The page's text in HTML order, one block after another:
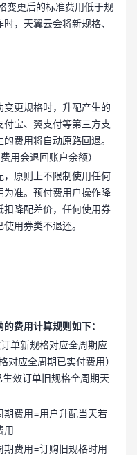
变更后的标准费用低于规
，天翼云会将新规格、
更规格时，升配产生的
宝、翼支付等第三方支
费用将自动原路回退。
用会退回账户余额）
，原则上不限制使用任何
准。预付费用户操作降
降配差价，任何使用券
用券类不退还。
费用计算规则如下：
单新规格对应全周期应
对应全周期已实付费用）
效订单旧规格全周期天
期费用=用户升配当天若
用
期费用=订购旧规格时用